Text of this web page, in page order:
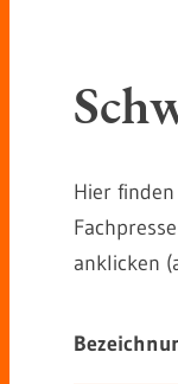
Hier
anklicken